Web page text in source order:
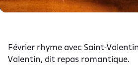
Février rhyme avec Saint-
Valentin, dit repas romantique.